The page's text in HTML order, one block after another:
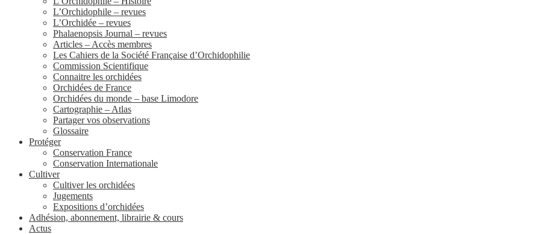
L’Orchidophile – revues
L’Orchidée – revues
Phalaenopsis Journal – revues
Articles – Accès membres
Les Cahiers de la Société Française d’Orchidophilie
Commission Scientifique
Connaitre les orchidées
Orchidées de France
Orchidées du monde – base Limodore
Cartographie – Atlas
Partager vos observations
Glossaire
Protéger
Conservation France
Conservation Internationale
Cultiver
Cultiver les orchidées
Jugements
Expositions d’orchidées
Adhésion, abonnement, librairie & cours
Actus